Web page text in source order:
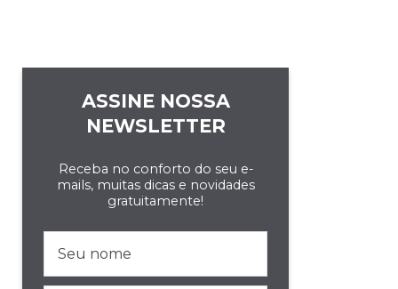
ASSINE NOSSA
NEWSLETTER
Receba no conforto do seu e-
mails, muitas dicas e novidades
gratuitamente!